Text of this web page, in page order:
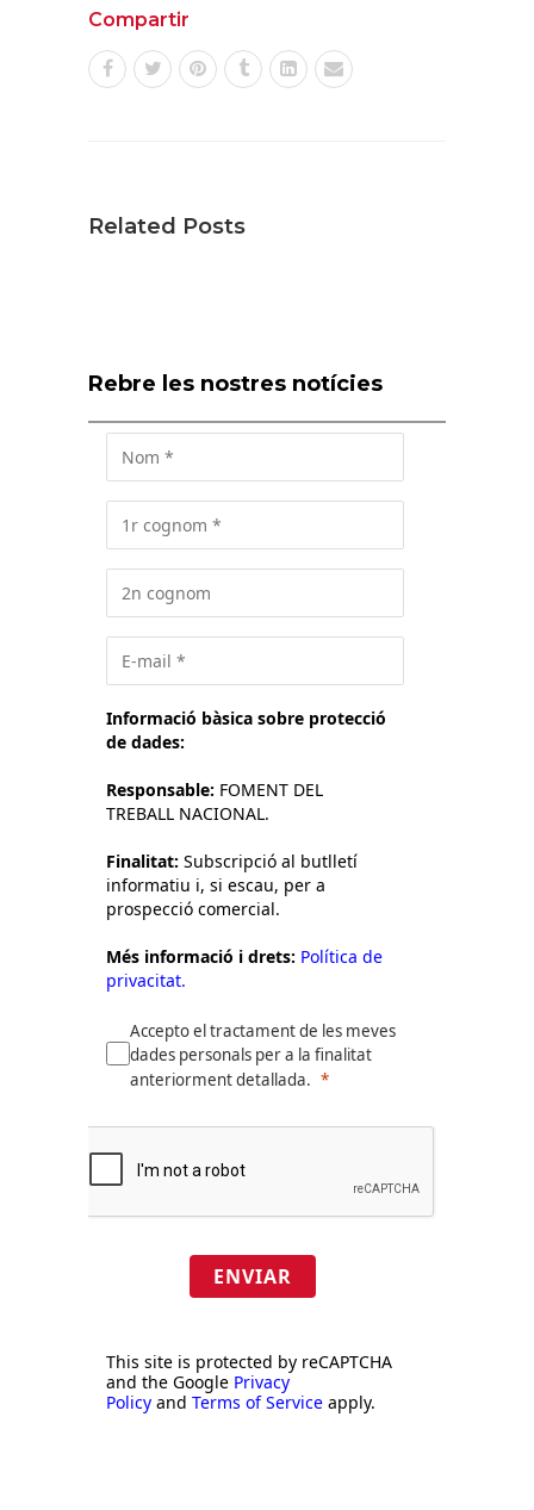
Compartir
Related Posts
Rebre les nostres notícies
Informació bàsica sobre protecció
de dades:
Responsable: FOMENT DEL
TREBALL NACIONAL.
Finalitat: Subscripció al butlletí
informatiu i, si escau, per a
prospecció comercial.
Més informació i drets: Política de
privacitat.
Accepto el tractament de les meves
dades personals per a la finalitat
anteriorment detallada.
ENVIAR
This site is protected by reCAPTCHA
and the Google Privacy
Policy and Terms of Service apply.